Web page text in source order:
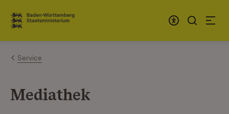
Zum Inhalt springen
Link zur Startseite
Service
Mediathek